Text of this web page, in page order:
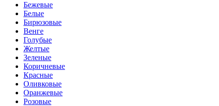
Бежевые
Белые
Бирюзовые
Венге
Голубые
Желтые
Зеленые
Коричневые
Красные
Оливковые
Оранжевые
Розовые